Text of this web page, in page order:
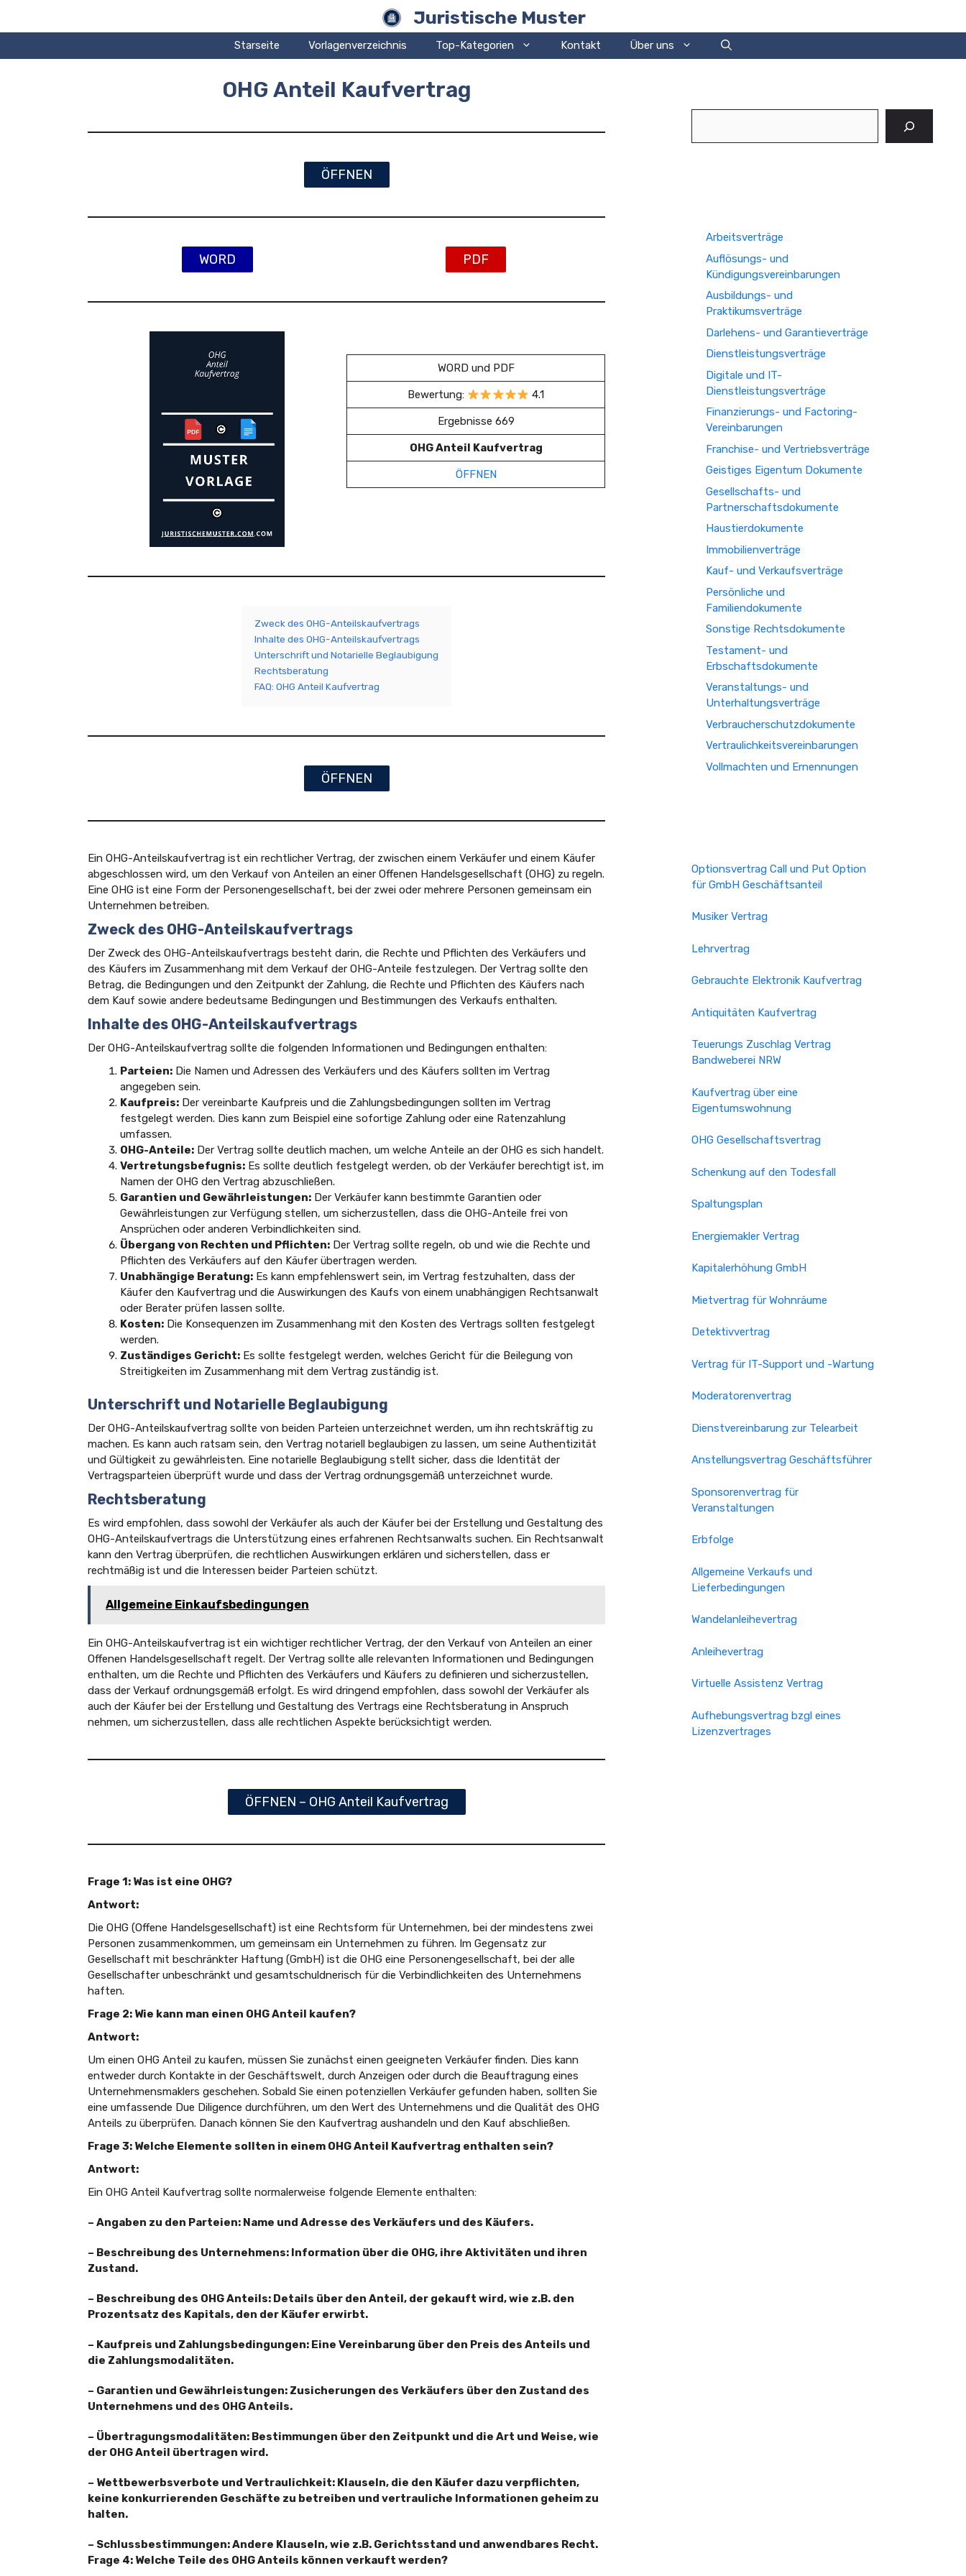
Juristische Muster
Starseite Vorlagenverzeichnis Top-Kategorien Kontakt Über uns
OHG Anteil Kaufvertrag
ÖFFNEN
WORD PDF
WORD und PDF
Bewertung: 4.1
Ergebnisse 669
OHG Anteil Kaufvertrag
ÖFFNEN
Zweck des OHG-Anteilskaufvertrags
Inhalte des OHG-Anteilskaufvertrags
Unterschrift und Notarielle Beglaubigung
Rechtsberatung
FAQ: OHG Anteil Kaufvertrag
ÖFFNEN
Ein OHG-Anteilskaufvertrag ist ein rechtlicher Vertrag, der zwischen einem Verkäufer und einem Käufer
abgeschlossen wird, um den Verkauf von Anteilen an einer Offenen Handelsgesellschaft (OHG) zu regeln.
Eine OHG ist eine Form der Personengesellschaft, bei der zwei oder mehrere Personen gemeinsam ein
Unternehmen betreiben.
Zweck des OHG-Anteilskaufvertrags
Der Zweck des OHG-Anteilskaufvertrags besteht darin, die Rechte und Pflichten des Verkäufers und
des Käufers im Zusammenhang mit dem Verkauf der OHG-Anteile festzulegen. Der Vertrag sollte den
Betrag, die Bedingungen und den Zeitpunkt der Zahlung, die Rechte und Pflichten des Käufers nach
dem Kauf sowie andere bedeutsame Bedingungen und Bestimmungen des Verkaufs enthalten.
Inhalte des OHG-Anteilskaufvertrags
Der OHG-Anteilskaufvertrag sollte die folgenden Informationen und Bedingungen enthalten:
Parteien: Die Namen und Adressen des Verkäufers und des Käufers sollten im Vertrag
angegeben sein.
Kaufpreis: Der vereinbarte Kaufpreis und die Zahlungsbedingungen sollten im Vertrag
festgelegt werden. Dies kann zum Beispiel eine sofortige Zahlung oder eine Ratenzahlung
umfassen.
OHG-Anteile: Der Vertrag sollte deutlich machen, um welche Anteile an der OHG es sich handelt.
Vertretungsbefugnis: Es sollte deutlich festgelegt werden, ob der Verkäufer berechtigt ist, im
Namen der OHG den Vertrag abzuschließen.
Garantien und Gewährleistungen: Der Verkäufer kann bestimmte Garantien oder
Gewährleistungen zur Verfügung stellen, um sicherzustellen, dass die OHG-Anteile frei von
Ansprüchen oder anderen Verbindlichkeiten sind.
Übergang von Rechten und Pflichten: Der Vertrag sollte regeln, ob und wie die Rechte und
Pflichten des Verkäufers auf den Käufer übertragen werden.
Unabhängige Beratung: Es kann empfehlenswert sein, im Vertrag festzuhalten, dass der
Käufer den Kaufvertrag und die Auswirkungen des Kaufs von einem unabhängigen Rechtsanwalt
oder Berater prüfen lassen sollte.
Kosten: Die Konsequenzen im Zusammenhang mit den Kosten des Vertrags sollten festgelegt
werden.
Zuständiges Gericht: Es sollte festgelegt werden, welches Gericht für die Beilegung von
Streitigkeiten im Zusammenhang mit dem Vertrag zuständig ist.
Unterschrift und Notarielle Beglaubigung
Der OHG-Anteilskaufvertrag sollte von beiden Parteien unterzeichnet werden, um ihn rechtskräftig zu
machen. Es kann auch ratsam sein, den Vertrag notariell beglaubigen zu lassen, um seine Authentizität
und Gültigkeit zu gewährleisten. Eine notarielle Beglaubigung stellt sicher, dass die Identität der
Vertragsparteien überprüft wurde und dass der Vertrag ordnungsgemäß unterzeichnet wurde.
Rechtsberatung
Es wird empfohlen, dass sowohl der Verkäufer als auch der Käufer bei der Erstellung und Gestaltung des
OHG-Anteilskaufvertrags die Unterstützung eines erfahrenen Rechtsanwalts suchen. Ein Rechtsanwalt
kann den Vertrag überprüfen, die rechtlichen Auswirkungen erklären und sicherstellen, dass er
rechtmäßig ist und die Interessen beider Parteien schützt.
Allgemeine Einkaufsbedingungen
Ein OHG-Anteilskaufvertrag ist ein wichtiger rechtlicher Vertrag, der den Verkauf von Anteilen an einer
Offenen Handelsgesellschaft regelt. Der Vertrag sollte alle relevanten Informationen und Bedingungen
enthalten, um die Rechte und Pflichten des Verkäufers und Käufers zu definieren und sicherzustellen,
dass der Verkauf ordnungsgemäß erfolgt. Es wird dringend empfohlen, dass sowohl der Verkäufer als
auch der Käufer bei der Erstellung und Gestaltung des Vertrags eine Rechtsberatung in Anspruch
nehmen, um sicherzustellen, dass alle rechtlichen Aspekte berücksichtigt werden.
ÖFFNEN – OHG Anteil Kaufvertrag
Frage 1: Was ist eine OHG?
Antwort:
Die OHG (Offene Handelsgesellschaft) ist eine Rechtsform für Unternehmen, bei der mindestens zwei
Personen zusammenkommen, um gemeinsam ein Unternehmen zu führen. Im Gegensatz zur
Gesellschaft mit beschränkter Haftung (GmbH) ist die OHG eine Personengesellschaft, bei der alle
Gesellschafter unbeschränkt und gesamtschuldnerisch für die Verbindlichkeiten des Unternehmens
haften.
Frage 2: Wie kann man einen OHG Anteil kaufen?
Antwort:
Um einen OHG Anteil zu kaufen, müssen Sie zunächst einen geeigneten Verkäufer finden. Dies kann
entweder durch Kontakte in der Geschäftswelt, durch Anzeigen oder durch die Beauftragung eines
Unternehmensmaklers geschehen. Sobald Sie einen potenziellen Verkäufer gefunden haben, sollten Sie
eine umfassende Due Diligence durchführen, um den Wert des Unternehmens und die Qualität des OHG
Anteils zu überprüfen. Danach können Sie den Kaufvertrag aushandeln und den Kauf abschließen.
Frage 3: Welche Elemente sollten in einem OHG Anteil Kaufvertrag enthalten sein?
Antwort:
Ein OHG Anteil Kaufvertrag sollte normalerweise folgende Elemente enthalten:
– Angaben zu den Parteien: Name und Adresse des Verkäufers und des Käufers.
– Beschreibung des Unternehmens: Information über die OHG, ihre Aktivitäten und ihren
Zustand.
– Beschreibung des OHG Anteils: Details über den Anteil, der gekauft wird, wie z.B. den
Prozentsatz des Kapitals, den der Käufer erwirbt.
– Kaufpreis und Zahlungsbedingungen: Eine Vereinbarung über den Preis des Anteils und
die Zahlungsmodalitäten.
– Garantien und Gewährleistungen: Zusicherungen des Verkäufers über den Zustand des
Unternehmens und des OHG Anteils.
– Übertragungsmodalitäten: Bestimmungen über den Zeitpunkt und die Art und Weise, wie
der OHG Anteil übertragen wird.
– Wettbewerbsverbote und Vertraulichkeit: Klauseln, die den Käufer dazu verpflichten,
keine konkurrierenden Geschäfte zu betreiben und vertrauliche Informationen geheim zu
halten.
– Schlussbestimmungen: Andere Klauseln, wie z.B. Gerichtsstand und anwendbares Recht.
Frage 4: Welche Teile des OHG Anteils können verkauft werden?
Arbeitsverträge
Auflösungs- und
Kündigungsvereinbarungen
Ausbildungs- und
Praktikumsverträge
Darlehens- und Garantieverträge
Dienstleistungsverträge
Digitale und IT-
Dienstleistungsverträge
Finanzierungs- und Factoring-
Vereinbarungen
Franchise- und Vertriebsverträge
Geistiges Eigentum Dokumente
Gesellschafts- und
Partnerschaftsdokumente
Haustierdokumente
Immobilienverträge
Kauf- und Verkaufsverträge
Persönliche und
Familiendokumente
Sonstige Rechtsdokumente
Testament- und
Erbschaftsdokumente
Veranstaltungs- und
Unterhaltungsverträge
Verbraucherschutzdokumente
Vertraulichkeitsvereinbarungen
Vollmachten und Ernennungen
Optionsvertrag Call und Put Option
für GmbH Geschäftsanteil
Musiker Vertrag
Lehrvertrag
Gebrauchte Elektronik Kaufvertrag
Antiquitäten Kaufvertrag
Teuerungs Zuschlag Vertrag
Bandweberei NRW
Kaufvertrag über eine
Eigentumswohnung
OHG Gesellschaftsvertrag
Schenkung auf den Todesfall
Spaltungsplan
Energiemakler Vertrag
Kapitalerhöhung GmbH
Mietvertrag für Wohnräume
Detektivvertrag
Vertrag für IT-Support und -Wartung
Moderatorenvertrag
Dienstvereinbarung zur Telearbeit
Anstellungsvertrag Geschäftsführer
Sponsorenvertrag für
Veranstaltungen
Erbfolge
Allgemeine Verkaufs und
Lieferbedingungen
Wandelanleihevertrag
Anleihevertrag
Virtuelle Assistenz Vertrag
Aufhebungsvertrag bzgl eines
Lizenzvertrages